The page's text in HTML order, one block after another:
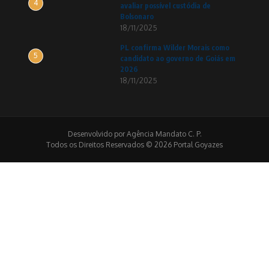
4
avaliar possível custódia de
Bolsonaro
18/11/2025
5
PL confirma Wilder Morais como
candidato ao governo de Goiás em
2026
18/11/2025
Desenvolvido por Agência Mandato C. P.
Todos os Direitos Reservados © 2026 Portal Goyazes